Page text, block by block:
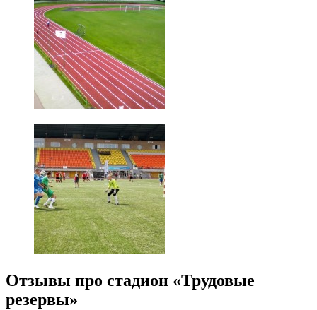
Отзывы про стадион «Трудовые
резервы»